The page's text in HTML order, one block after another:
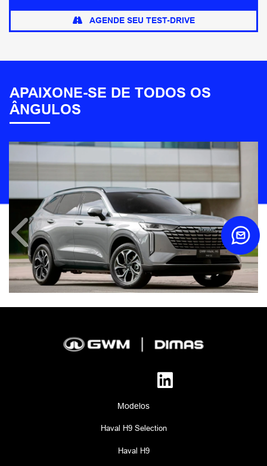
AGENDE SEU TEST-DRIVE
APAIXONE-SE DE TODOS OS
ÂNGULOS
Anterior
Modelos
Haval H9 Selection
Haval H9